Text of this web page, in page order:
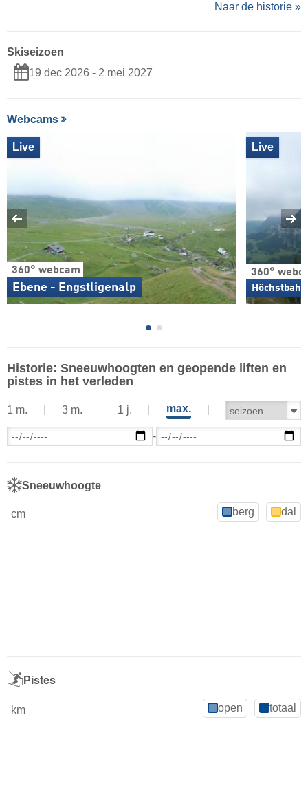
Naar de historie »
Skiseizoen
19 dec 2026 - 2 mei 2027
Webcams
360° webcam
Ebene - Engstligenalp
Live
360°
Live
Historie: Sneeuwhoogten en geopende liften en
pistes in het verleden
1 m. 3 m. 1 j. max.
-
Sneeuwhoogte
cm berg dal
Pistes
km open totaal